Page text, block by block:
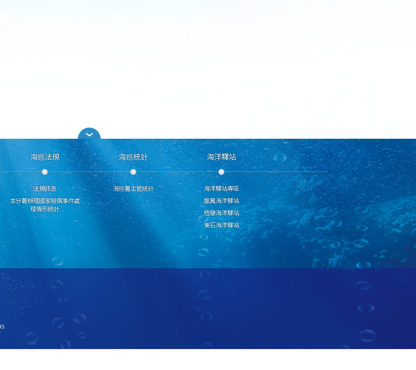
海巡法規
法規訊息
本分署辦理國家賠償事件處
理情形統計
海巡統計
海巡署主管統計
海洋驛站
海洋驛站專區
龍鳳海洋驛站
梧棲海洋驛站
東石海洋驛站